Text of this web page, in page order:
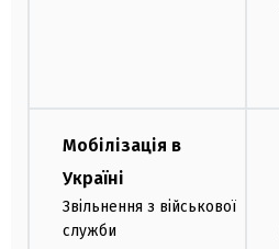
Мобілізація в
Україні
Звільнення з військової
служби